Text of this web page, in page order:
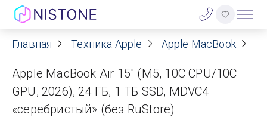
Акции
О нас
Блог
Главная Техника Apple Apple MacBook
Apple MacBook Air 15" (M5, 10C CPU/10C
GPU, 2026), 24 ГБ, 1 ТБ SSD, MDVC4
«серебристый» (без RuStore)